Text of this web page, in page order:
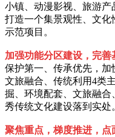
小镇、动漫影视、旅游产
打造一个集景观性、文
示范项目。
加强功能分区建设，完善
保护第一、传承优先，加
文旅融合、传统利用4类
掘、环境配套、文旅融
秀传统文化建设落到实处
聚焦重点，梯度推进，点